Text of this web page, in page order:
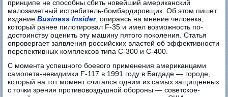
принципе не способны сбить новейший американский
малозаметный истребитель-бомбардировщик. Об этом пишет
изданиеBusiness Insider, опираясь на мнение человека,
который ранее пилотировал F-35 и имел возможность по-
достоинству оценить эту машину пятого поколения. Статья
опровергает заявления российских властей об эффективности
перспективных комплексов типа С-300 и С-400.
С момента успешного боевого применения американцами
самолета-невидимки F-117 в 1991 году в Багдаде — городе,
который на тот момент считался одним из самых защищенных
с точки зрения противовоздушной обороны — советское-